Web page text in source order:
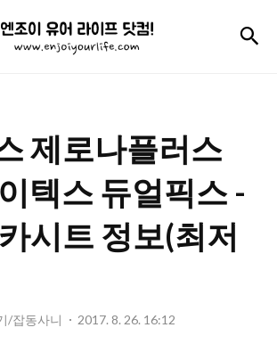
엔
조
어
라
이
프
컴!
제로나플러스
텍스 듀얼픽스 -
시트 정보(최저
/잡동사니 2017. 8. 26. 16:12